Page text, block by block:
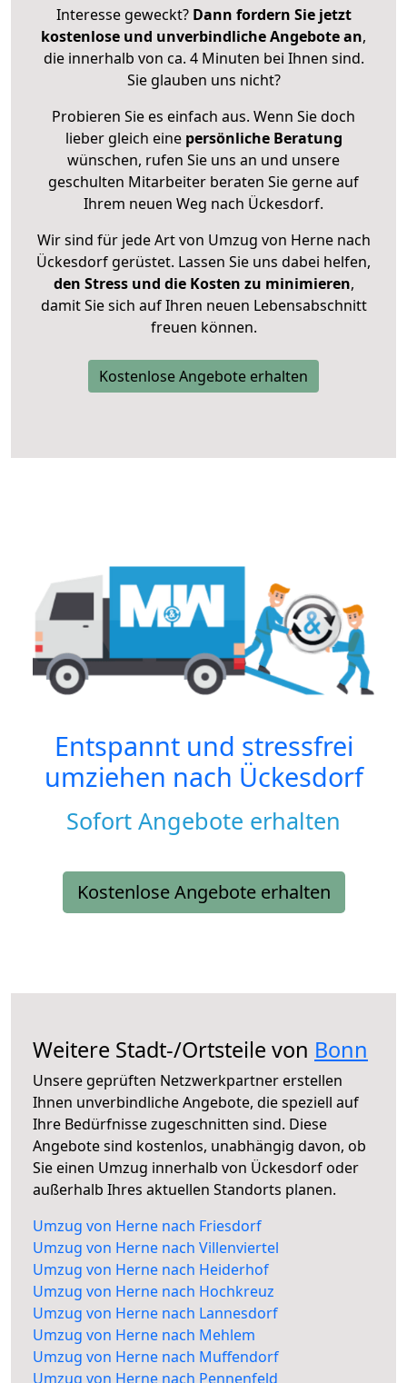
Interesse geweckt? Dann fordern Sie jetzt
kostenlose und unverbindliche Angebote an,
die innerhalb von ca. 4 Minuten bei Ihnen sind.
Sie glauben uns nicht?
Probieren Sie es einfach aus. Wenn Sie doch
lieber gleich eine persönliche Beratung
wünschen, rufen Sie uns an und unsere
geschulten Mitarbeiter beraten Sie gerne auf
Ihrem neuen Weg nach Ückesdorf.
Wir sind für jede Art von Umzug von Herne nach
Ückesdorf gerüstet. Lassen Sie uns dabei helfen,
den Stress und die Kosten zu minimieren,
damit Sie sich auf Ihren neuen Lebensabschnitt
freuen können.
Kostenlose Angebote erhalten
Entspannt und stressfrei
umziehen nach Ückesdorf
Sofort Angebote erhalten
Kostenlose Angebote erhalten
Weitere Stadt-/Ortsteile von Bonn
Unsere geprüften Netzwerkpartner erstellen
Ihnen unverbindliche Angebote, die speziell auf
Ihre Bedürfnisse zugeschnitten sind. Diese
Angebote sind kostenlos, unabhängig davon, ob
Sie einen Umzug innerhalb von Ückesdorf oder
außerhalb Ihres aktuellen Standorts planen.
Umzug von Herne nach Friesdorf
Umzug von Herne nach Villenviertel
Umzug von Herne nach Heiderhof
Umzug von Herne nach Hochkreuz
Umzug von Herne nach Lannesdorf
Umzug von Herne nach Mehlem
Umzug von Herne nach Muffendorf
Umzug von Herne nach Pennenfeld